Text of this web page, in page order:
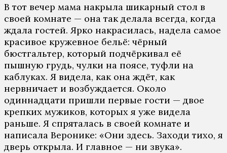
В тот вечер мама накрыла шикарный стол в
своей комнате — она так делала всегда, когда
ждала гостей. Ярко накрасилась, надела самое
красивое кружевное бельё: чёрный
бюстгальтер, который подчёркивал её
пышную грудь, чулки на поясе, туфли на
каблуках. Я видела, как она ждёт, как
нервничает и возбуждается. Около
одиннадцати пришли первые гости — двое
крепких мужиков, которых я уже видела
раньше. Я спряталась в своей комнате и
написала Веронике: «Они здесь. Заходи тихо, я
дверь открыла. И главное — ни звука».